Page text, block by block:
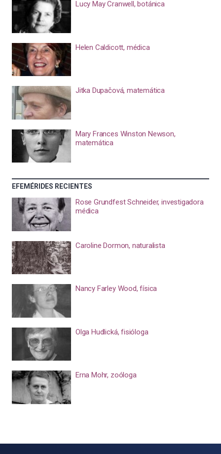
Lucy May Cranwell, botánica
Helen Caldicott, médica
Jitka Dupačová, matemática
Mary Frances Winston Newson,
matemática
EFEMÉRIDES RECIENTES
Rose Grundfest Schneider, investigadora
médica
Caroline Dormon, naturalista
Nancy Farley Wood, física
Olga Hudlická, fisióloga
Erna Mohr, zoóloga